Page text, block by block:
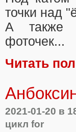
точки над
А также
фоточек...
Читать
2021-01-20 в
цикл for